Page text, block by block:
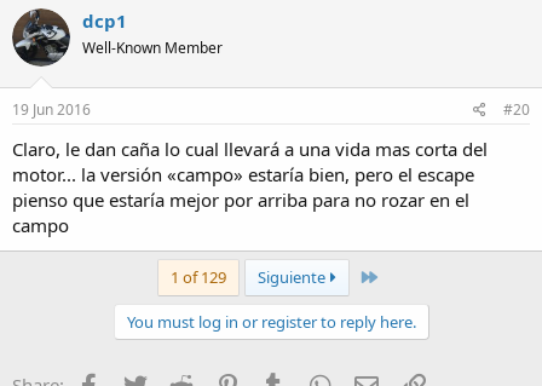
c
t
i
o
n
s
dcp1
Well-Known Member
19 Jun 2016 #20
Claro, le dan caña lo cual llevará a una vida mas corta del
motor... la versión «campo» estaría bien, pero el escape
pienso que estaría mejor por arriba para no rozar en el
campo
1 of 129 Siguiente Last
You must log in or register to reply here.